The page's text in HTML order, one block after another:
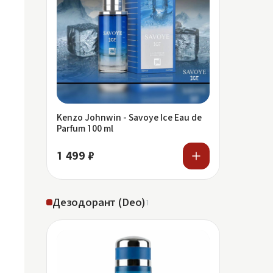
Kenzo Johnwin - Savoye Ice Eau de
Parfum 100 ml
1 499 ₽
Дезодорант (Deo)1